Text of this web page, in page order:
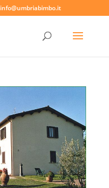
info@umbriabimbo.it